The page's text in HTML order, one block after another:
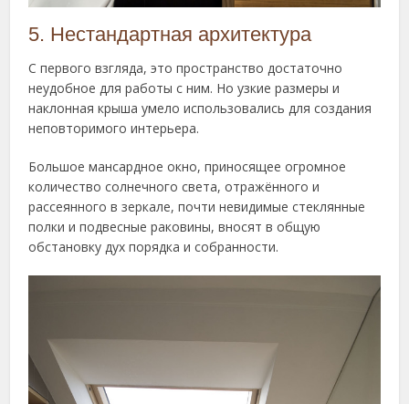
5. Нестандартная архитектура
С первого взгляда, это пространство достаточно
неудобное для работы с ним. Но узкие размеры и
наклонная крыша умело использовались для создания
неповторимого интерьера.
Большое мансардное окно, приносящее огромное
количество солнечного света, отражённого и
рассеянного в зеркале, почти невидимые стеклянные
полки и подвесные раковины, вносят в общую
обстановку дух порядка и собранности.